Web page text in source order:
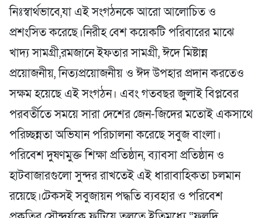
নিঃস্বার্থভাবে,যা এই সংগঠনকে আরো আলোচিত ও
প্রশংসিত করেছে।নিরীহ বেশ কয়েকটি পরিবারের মাঝে
খাদ্য সামগ্রী,রমজানে ইফতার সামগ্রী, ঈদে মিষ্টান্ন
প্রয়োজনীয়, নিত্যপ্রয়োজনীয় ও ঈদ উপহার প্রদান করতেও
সক্ষম হয়েছে এই সংগঠন। এবং গতবছর জুলাই বিপ্লবের
পরবর্তীতে সময়ে সারা দেশের জেন-জিদের মতোই একসাথে
পরিচ্ছন্নতা অভিযান পরিচালনা করেছে সবুজ বাংলা।
পরিবেশ দুষণমুক্ত শিক্ষা প্রতিষ্ঠান, ব্যাবসা প্রতিষ্ঠান ও
হাটবাজারগুলো সুন্দর রাখতেই এই ধারাবাহিকতা চলমান
রয়েছে।টেকসই সবুজায়ন পদ্ধতি ব্যবহার ও পরিবেশ